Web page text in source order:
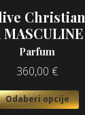
Christian
MASCULINE
Parfum
360,00 €
Odaberi opcije